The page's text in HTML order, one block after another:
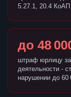
5.27.1, 20.4
до 48
штраф юрлицу
деятельности -
нарушении до 60